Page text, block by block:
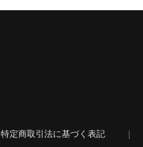
特定商取引法に基づく表記